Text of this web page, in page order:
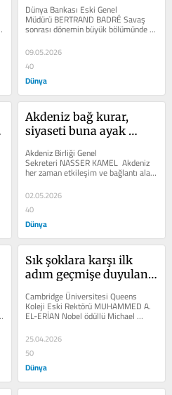
Dünya Bankası Eski Genel
Müdürü BERTRAND BADRÉ Savaş
sonrası dönemin büyük bölümünde
küresel güç itti­fakları; uçak gemileri
ve...
09.05.2026
40
Dünya
Akdeniz bağ kurar,
siyaseti buna ayak
Akdeniz Birliği Genel
Sekreteri NASSER KAMEL  Akdeniz
her zaman etkileşim ve bağlantı alanı
olmuştur. Hiçbir hükümetin diğer
kıyılarda...
02.05.2026
40
Dünya
Sık şoklara karşı ilk
adım geçmişe duyulan
Cambridge Üniversitesi Queens
Koleji Eski Rektörü MUHAMMED A.
EL-ERİAN Nobel ödüllü Michael
25.04.2026
50
Dünya